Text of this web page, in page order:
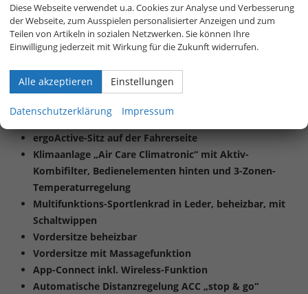
Anschlussgarantie bis 5 Jahre bzw. maximal
100.000km
WeitereAusstattungshighlights:
Innenausstattung: Sitzmittelbahnen der Vordersitze
und der äußeren Rücksitzplätze in Stoff „R-Line“ in
ergoActive-Sitz auf der Fahrerseite
Klimaanlage „Air Care Climatronic“ mit Aktiv-
Kombifilter, Bedienelementen hinten und 3-Zonen-
Temperaturregelung
Multifunktions-Sportlenkrad in Leder, beheizbar, mit
Schaltwippen
Vordersitze beheizbar
Vordersitze mit Massagefunktion
App-Connect inkl. Wireless-Funktion
Automatische Distanzregelung ACC „stop & go“
Diese Webseite verwendet u.a. Cookies zur Analyse und Verbesserung
der Webseite, zum Ausspielen personalisierter Anzeigen und zum
Teilen von Artikeln in sozialen Netzwerken. Sie können Ihre
Einwilligung jederzeit mit Wirkung für die Zukunft widerrufen.
Alle akzeptieren Einstellungen
Datenschutzerklärung Impressum